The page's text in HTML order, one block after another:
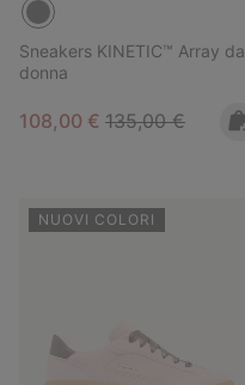
Sneakers KINETIC™ Array da
donna
Sale price:
108,00 € Regular price:
135,00 €
NUOVI COLORI